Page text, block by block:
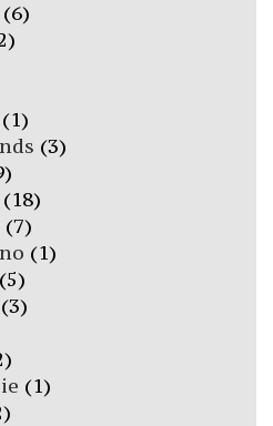
(1)
(3)
(7)
(1)
(5)
(3)
(1)